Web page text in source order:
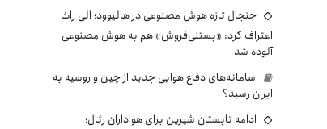
جنجال تازه هوش مصنوعی در هالیوود؛ الی راث
اعتراف کرد: «بستنی‌فروش» هم به هوش مصنوعی
آلوده شد
سامانه‌های دفاع هوایی جدید از چین و روسیه به
ایران رسید؟
ادامه تابستان شیرین برای هواداران رئال؛